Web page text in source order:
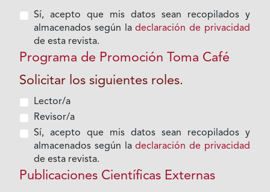
Sí, acepto que mis datos sean recopilados y
almacenados según ladeclaración de privacidad
de esta revista.
Programa de Promoción Toma Café
Solicitar los siguientes roles.
Lector/a
Revisor/a
Sí, acepto que mis datos sean recopilados y
almacenados según ladeclaración de privacidad
de esta revista.
Publicaciones Científicas Externas